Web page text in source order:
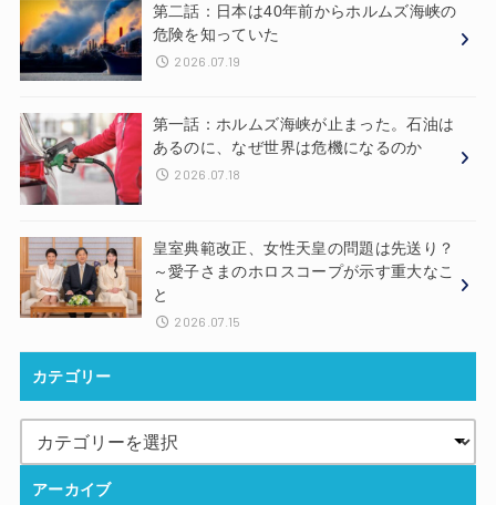
第二話：日本は40年前からホルムズ海峡の
危険を知っていた
2026.07.19
第一話：ホルムズ海峡が止まった。石油は
あるのに、なぜ世界は危機になるのか
2026.07.18
皇室典範改正、女性天皇の問題は先送り？
～愛子さまのホロスコープが示す重大なこ
と
2026.07.15
カテゴリー
アーカイブ